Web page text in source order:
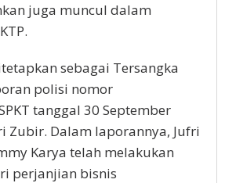
juga muncul dalam
sebagai Tersangka
polisi nomor
tanggal 30 September
Zubir. Dalam laporannya, Jufri
Karya telah melakukan
perjanjian bisnis